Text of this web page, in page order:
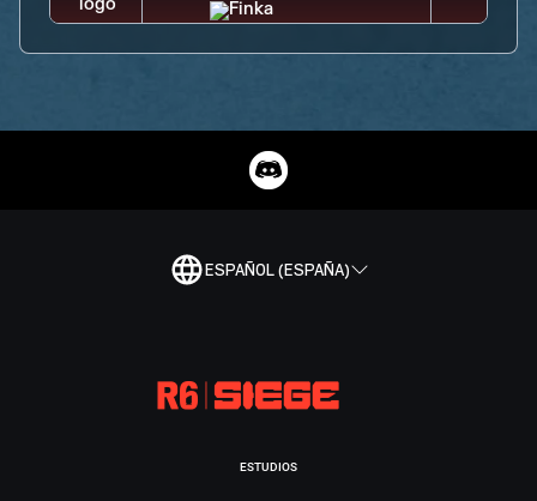
ESPAÑOL (ESPAÑA)
ESTUDIOS